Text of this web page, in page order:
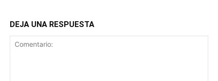
DEJA UNA RESPUESTA